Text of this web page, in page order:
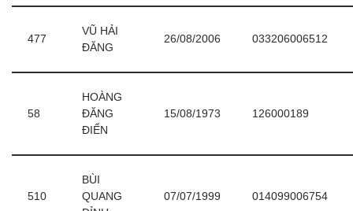
477
VŨ HẢI
ĐĂNG
26/08/2006 033206006512
58
HOÀNG
ĐĂNG
ĐIỂN
15/08/1973 126000189
510
BÙI
QUANG
07/07/1999 014099006754